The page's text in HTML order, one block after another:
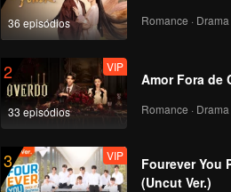
36 episódios Romance ·
2
33 episódios
VIP
Amor Fora de
Romance · Drama
3 VIP
Fourever You
(Uncut Ver.)